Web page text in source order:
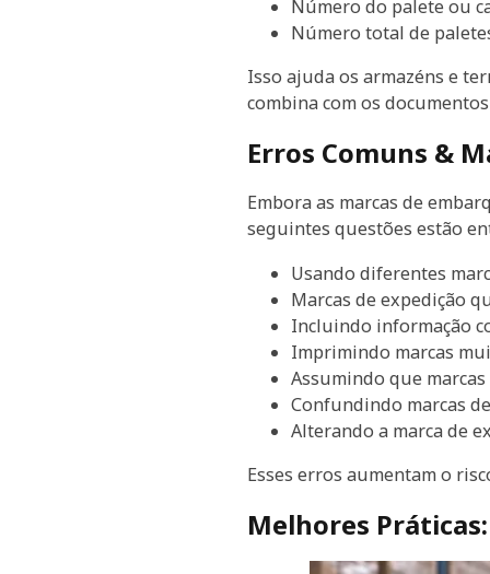
Número do palete ou
Número total de
Isso ajuda os armazéns e
combina com os
Erros Comuns &
Embora as marcas de
seguintes questões estão
Usando diferentes
Marcas de expedição
Incluindo informação
Imprimindo marcas
Assumindo que
Confundindo marcas
Alterando a marca de
Esses erros aumentam o
Melhores